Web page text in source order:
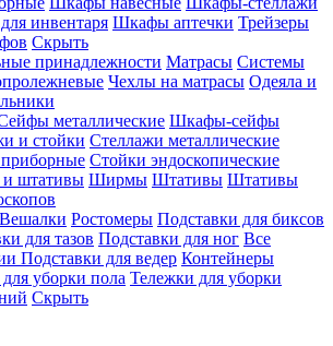
инвентаря Шкафы аптечки Трейзеры
Скрыть
принадлежности Матрасы Системы
Чехлы на матрасы Одеяла и
металлические Шкафы-сейфы
и стойки Стеллажи металлические
Стойки эндоскопические
штативы Ширмы Штативы Штативы
Вешалки Ростомеры Подставки для биксов
для тазов Подставки для ног Все
Подставки для ведер Контейнеры
уборки пола Тележки для уборки
Скрыть